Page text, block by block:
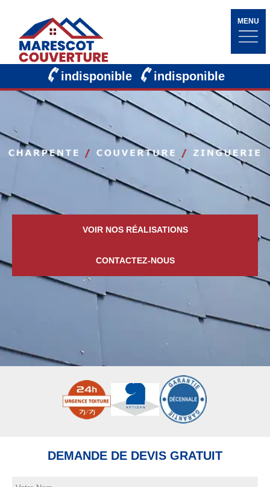
MENU
indisponible indisponible
VOIR NOS RÉALISATIONS
CONTACTEZ-NOUS
DEMANDE DE DEVIS GRATUIT